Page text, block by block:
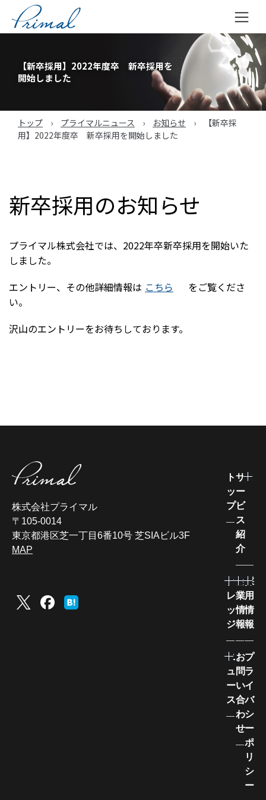
へ
【新卒採用】2022年度卒 新卒採用を
開始しました
トップ › プライマルニュース › お知らせ ›
【新卒採
用】2022年度卒 新卒採用を開始しました
新卒採用のお知らせ
プライマル株式会社では、2022年卒新卒採用を開始いた
しました。
エントリー、その他詳細情報は こちら
をご覧くださ
い。
沢山のエントリーをお待ちしております。
株式会社プライマル
〒105-0014
東京都港区芝一丁目6番10号 芝SIAビル3F
MAP
ト
ッ
プ
サ
ー
ビ
ス
紹
介
ナ
レ
ッ
ジ
企
業
情
報
採
用
情
報
ニ
ュ
ー
ス
お
問
い
合
わ
せ
プ
ラ
イ
バ
シ
ー
ポ
リ
シ
ー